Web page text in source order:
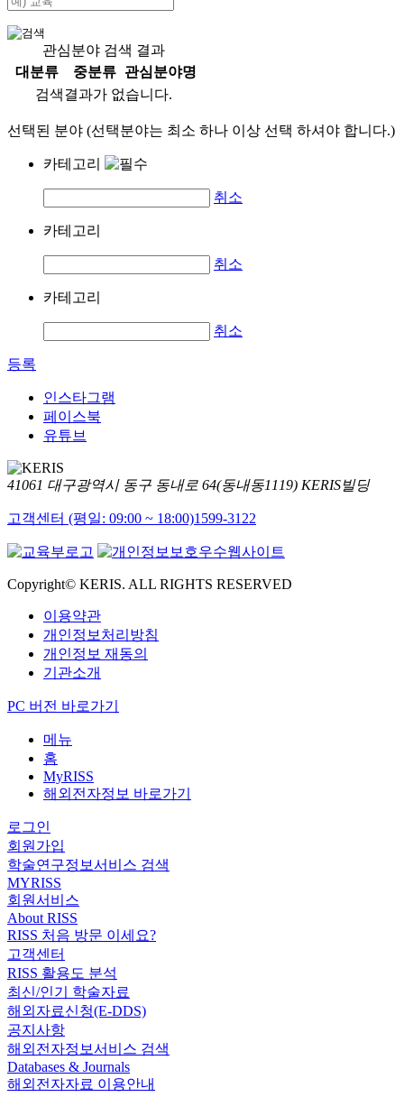
관심분야 검색 결과
대분류
중분류
관심분야명
검색결과가 없습니다.
선택된 분야 (선택분야는 최소 하나 이상 선택 하셔야 합니다.)
카테고리
취소
카테고리
취소
카테고리
취소
등록
인스타그램
페이스북
유튜브
41061 대구광역시 동구 동내로 64(동내동1119) KERIS빌딩
고객센터 (평일: 09:00 ~ 18:00)1599-3122
Copyright© KERIS. ALL RIGHTS RESERVED
이용약관
개인정보처리방침
개인정보 재동의
기관소개
PC 버전 바로가기
메뉴
홈
MyRISS
해외전자정보 바로가기
로그인
회원가입
학술연구정보서비스 검색
MYRISS
회원서비스
About RISS
RISS 처음 방문 이세요?
고객센터
RISS 활용도 분석
최신/인기 학술자료
해외자료신청(E-DDS)
공지사항
해외전자정보서비스 검색
Databases & Journals
해외전자자료 이용안내